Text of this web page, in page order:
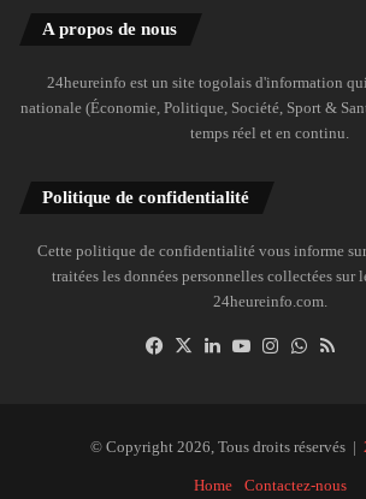
A propos de nous
24heureinfo est un site togolais d'information
nationale (Économie, Politique, Société, Sport &
temps réel et en continu.
Politique de confidentialité
Cette politique de confidentialité vous informe
traitées les données personnelles collectées sur
24heureinfo.com.
Facebook
X LinkedinYouTubeInstagram
© Copyright 2026, Tous droits réservés |
Home Contactez-nous